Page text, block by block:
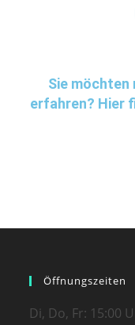
Sie möchten
erfahren? Hier
Öffnungszeiten
Di, Do, Fr: 15:00